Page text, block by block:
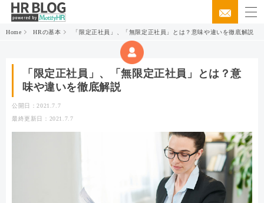
Home HRの基本 「限定正社員」、「無限定正社員」とは？意味や違いを徹底解説
「限定正社員」、「無限定正社員」とは？意
味や違いを徹底解説
公開日：2021.7.7
最終更新日：2021.7.7